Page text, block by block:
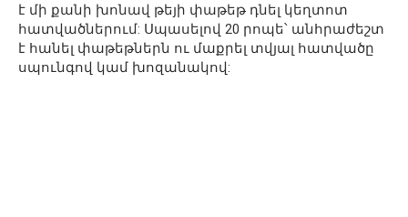
է մի քանի խոնավ թեյի փաթեթ դնել կեղտոտ
հատվածներում: Սպասելով 20 րոպե՝ անհրաժեշտ
է հանել փաթեթներն ու մաքրել տվյալ հատվածը
սպունգով կամ խոզանակով: